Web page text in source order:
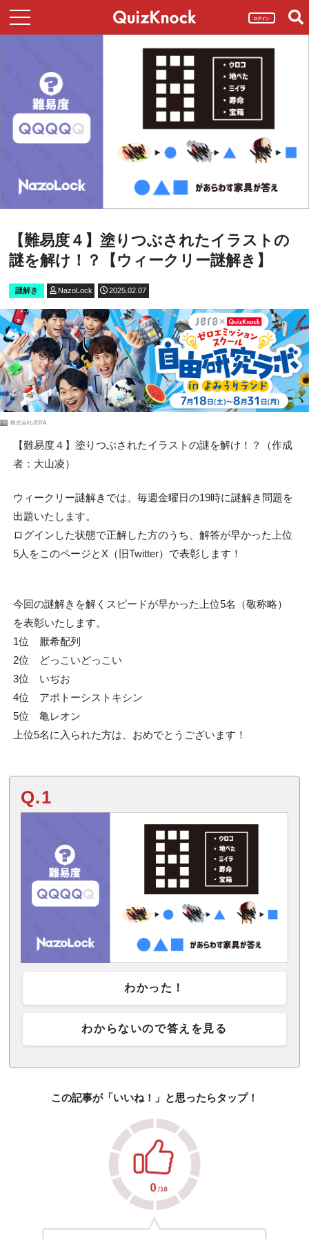
ログイン
【難易度４】塗りつぶされたイラストの
謎を解け！？【ウィークリー謎解き】
謎解き NazoLock 2025.02.07
PR 株式会社JERA
【難易度４】塗りつぶされたイラストの謎を解け！？（作成
者：大山凌）
ウィークリー謎解きでは、毎週金曜日の19時に謎解き問題を
出題いたします。
ログインした状態で正解した方のうち、解答が早かった上位
5人をこのページとX（旧Twitter）で表彰します！
今回の謎解きを解くスピードが早かった上位5名（敬称略）
を表彰いたします。
1位 厭希配列
2位 どっこいどっこい
3位 いぢお
4位 アポトーシストキシン
5位 亀レオン
上位5名に入られた方は、おめでとうございます！
Q.1
わかった！
わからないので答えを見る
この記事が「いいね！」と思ったらタップ！